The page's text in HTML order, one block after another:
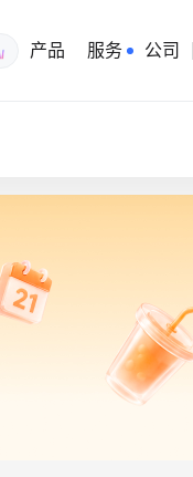
生意专家
产品 服务 公司
有赞公益
站点地图